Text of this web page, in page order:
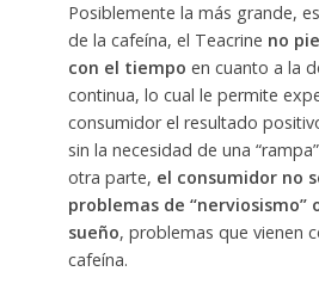
Posiblemente la más grande,
de la cafeína, el Teacrine no
con el tiempo en cuanto a la
continua, lo cual le permite
consumidor el resultado
sin la necesidad de una
otra parte, el consumidor no
problemas de “nerviosismo”
sueño, problemas que vienen
cafeína.